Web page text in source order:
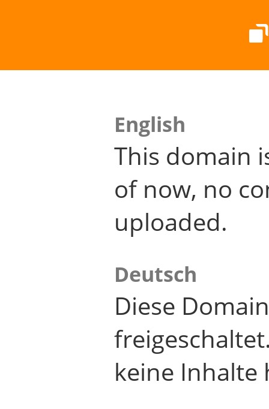
English
This domain
of now, no
uploaded.
Deutsch
Diese
keine Inhalte